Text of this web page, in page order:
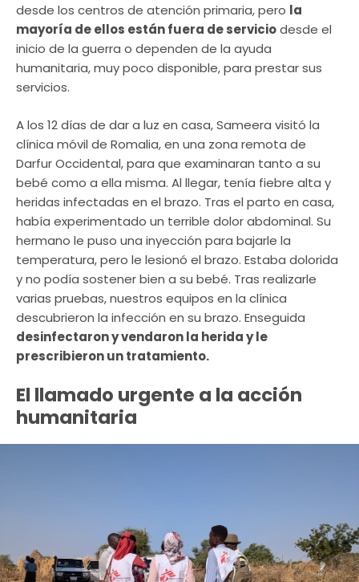
desde los centros de atención primaria, pero la
mayoría de ellos están fuera de serviciodesde el
inicio de la guerra o dependen de la ayuda
humanitaria, muy poco disponible, para prestar sus
servicios.
A los 12 días de dar a luz en casa, Sameera visitó la
clínica móvil de Romalia, en una zona remota de
Darfur Occidental, para que examinaran tanto a su
bebé como a ella misma. Al llegar, tenía fiebre alta y
heridas infectadas en el brazo. Tras el parto en casa,
había experimentado un terrible dolor abdominal. Su
hermano le puso una inyección para bajarle la
temperatura, pero le lesionó el brazo. Estaba dolorida
y no podía sostener bien a su bebé. Tras realizarle
varias pruebas, nuestros equipos en la clínica
descubrieron la infección en su brazo. Enseguida
desinfectaron y vendaron la herida y le
prescribieron un tratamiento.
El llamado urgente a la acción
humanitaria